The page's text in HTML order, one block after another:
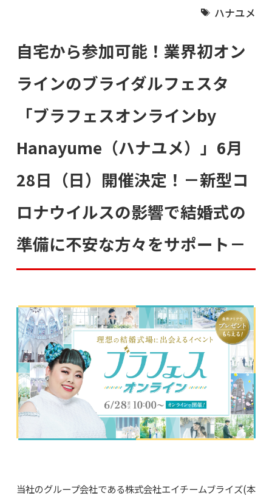
ハナユメ
自宅から参加可能！業界初オン
ラインのブライダルフェスタ
「ブラフェスオンラインby
Hanayume（ハナユメ）」6月
28日（日）開催決定！－新型コ
ロナウイルスの影響で結婚式の
準備に不安な方々をサポート－
当社のグループ会社である株式会社エイチームブライズ(本